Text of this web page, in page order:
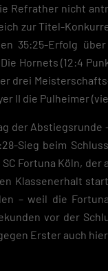
Refrather nicht
zur Titel-
35:25-Erfolg
Hornets (12:4
drei
II die Pulheimer
der Abstiegsrunde
Sieg beim
Fortuna Köln,
Klassenerhalt
– weil die
vor der
Erster auch